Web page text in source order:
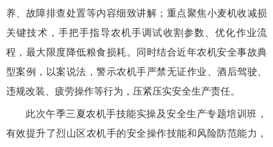
养、故障排查处置等内容细致讲解；重点聚焦小麦机收减损
关键技术，手把手指导农机手调试收割参数、优化作业流
程，最大限度降低粮食损耗。同时结合近年农机安全事故典
型案例，以案说法，警示农机手严禁无证作业、酒后驾驶、
违规改装、疲劳操作等行为，压紧压实安全生产责任。
此次午季三夏农机手技能实操及安全生产专题培训班，
有效提升了烈山区农机手的安全操作技能和风险防范能力，